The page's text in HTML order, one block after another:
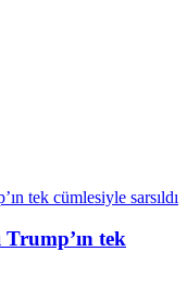
tek